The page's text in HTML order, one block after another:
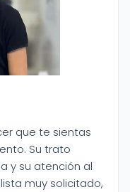
que te sientas
Su trato
y su atención al
muy solicitado,